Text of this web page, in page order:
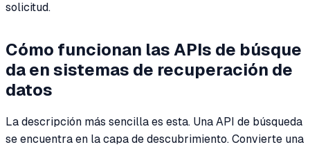
solicitud.
Cómo funcionan las APIs de búsque
da en sistemas de recuperación de
datos
La descripción más sencilla es esta. Una API de búsqueda
se encuentra en la capa de descubrimiento. Convierte una